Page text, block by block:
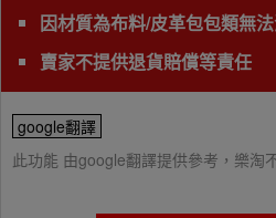
因材質為布料/皮革包包類無
賣家不提供退貨賠償等責任
google翻譯
此功能 由google翻譯提供參考，樂淘